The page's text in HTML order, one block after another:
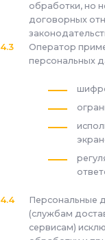
обработки, но
договорных
Оператор
персональных
Персональные
(службам
сервисам)